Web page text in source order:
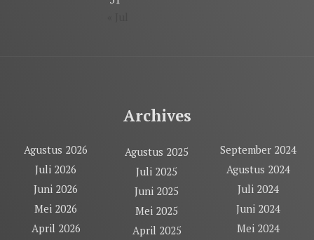
Archives
Agustus 2026
Juli 2026
Juni 2026
Mei 2026
April 2026
Agustus 2025
Juli 2025
Juni 2025
Mei 2025
April 2025
September 2024
Agustus 2024
Juli 2024
Juni 2024
Mei 2024